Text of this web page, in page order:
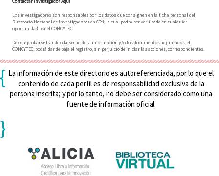
Los investigadores son responsables por los datos que consignen en la ficha personal del
Directorio Nacional de Investigadores en CTeI, la cual podrá ser verificada en cualquier
oportunidad por el CONCYTEC.
De comprobarse fraude o falsedad de la información y/o los documentos adjuntados, el
CONCYTEC, podrá dar de baja el registro, sin perjuicio de iniciar las acciones, correspondientes.
{ La información de este directorio es autoreferenciada, por lo que el
contenido de cada perfil es de responsabilidad exclusiva de la
persona inscrita; y por lo tanto, no debe ser considerado como una
fuente de información oficial.
}